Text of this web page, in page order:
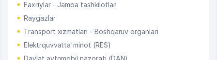
Faxriylar - Jamoa tashkilotlari
Raygazlar
Transport xizmatlari - Boshqaruv organlari
Elektrquvvatta'minot (RES)